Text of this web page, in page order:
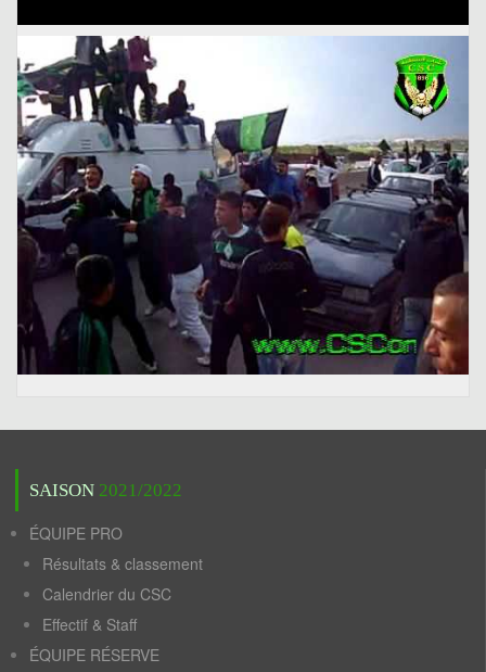
SAISON 2021/2022
ÉQUIPE PRO
Résultats & classement
Calendrier du CSC
Effectif & Staff
ÉQUIPE RÉSERVE